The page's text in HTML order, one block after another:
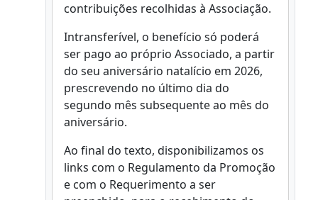
contribuições recolhidas à Associação.
Intransferível, o benefício só poderá
ser pago ao próprio Associado, a partir
do seu aniversário natalício em 2026,
prescrevendo no último dia do
segundo mês subsequente ao mês do
aniversário.
Ao final do texto, disponibilizamos os
links com o Regulamento da Promoção
e com o Requerimento a ser